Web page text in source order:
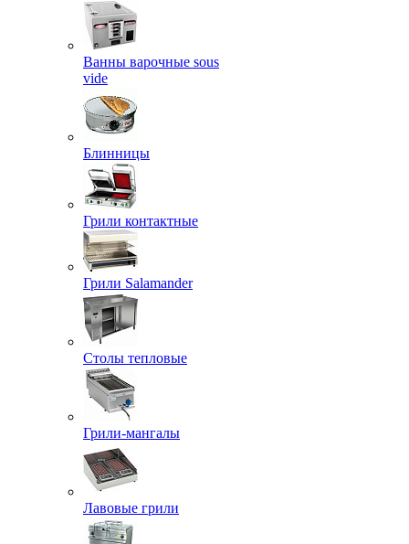
Ванны варочные sous
vide
Блинницы
Грили контактные
Грили Salamander
Столы тепловые
Грили-мангалы
Лавовые грили